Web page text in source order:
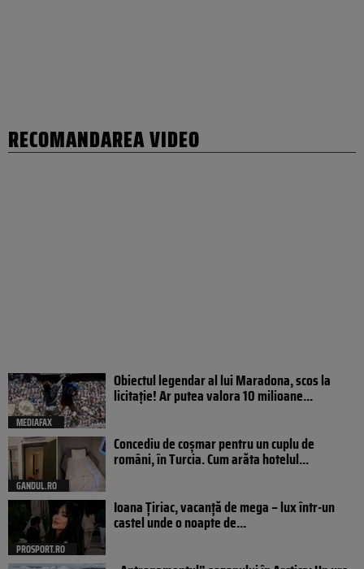
RECOMANDAREA VIDEO
MEDIAFAX
Obiectul legendar al lui Maradona, scos la
licitație! Ar putea valora 10 milioane...
GANDUL.RO
Concediu de coșmar pentru un cuplu de
români, în Turcia. Cum arăta hotelul...
PROSPORT.RO
Ioana Țiriac, vacanță de mega – lux într-un
castel unde o noapte de...